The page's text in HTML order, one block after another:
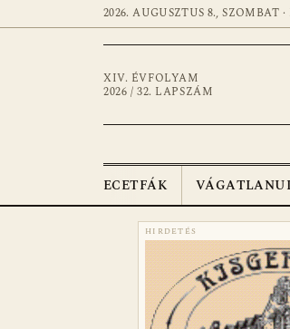
2026. AUGUSZTUS 8., SZOMBAT
XIV. ÉVFOLYAM
2026 / 32. LAPSZÁM
ECETFÁK
HIRDETÉS